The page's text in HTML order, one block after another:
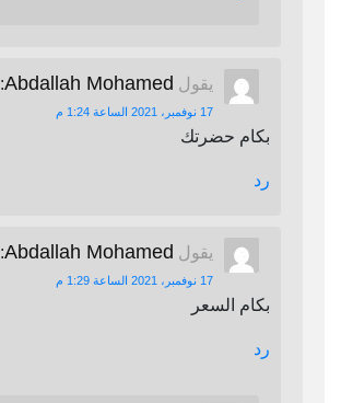
يقول Abdallah Mohamed
:
17 نوفمبر، 2021 الساعة 1:24 م
بكام حضرتك
رد
يقول Abdallah Mohamed
:
17 نوفمبر، 2021 الساعة 1:29 م
بكام السعر
رد